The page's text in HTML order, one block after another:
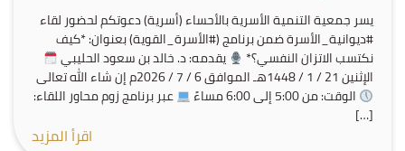
يسر جمعية التنمية الأسرية بالأحساء (أسرية) دعوتكم لحضور لقاء
#ديوانية_الأسرة ضمن برنامج (#الأسرة_القوية) بعنوان: *كيف
نكتسب الاتزان النفسي؟*
يقدمه: د. خالد بن سعود الحليبي
الإثنين 21 / 1 / 1448هـ الموافق 6 / 7 / 2026م إن شاء الله تعالى
الوقت: من 5:00 إلى 6:00 مساءً
عبر برنامج زوم محاور اللقاء:
[…]
اقرأ المزيد